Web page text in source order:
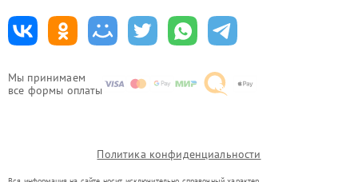
Мы принимаем
все формы оплаты
Политика конфиденциальности